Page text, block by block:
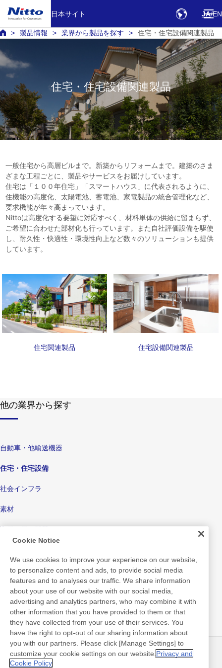
日本サイト JA EN
製品情報 業界から製品を探す 住宅・住宅設備関連製品
住宅・住宅設備関連製品
一般住宅から高層ビルまで。新築からリフォームまで。建築のさま
ざまな工程ごとに、製品やサービスをお届けしています。
住宅は「１００年住宅」「スマートハウス」に代表されるように、
住機能の高度化、太陽電池、蓄電池、家電製品の統合管理化など、
要求機能が年々高まっています。
Nittoは高度化する要望に対応すべく、材料単体の供給に留まらず、
ご希望に合わせた部材化も行っています。また自社評価設備を駆使
し、耐久性・快適性・環境性向上など数々のソリューションも提供
しています。
住宅関連製品 住宅設備関連製品
他の業界から探す
自動車・他輸送機器
住宅・住宅設備
社会インフラ
素材
家電・電子機器
電子デバイス
医療
包装材料
消費財・生活
ニュース
お問い合わせ
よくあるご質問
Cookie Notice
We use cookies to improve your experience on our website,
to personalize content and ads, to provide social media
features and to analyses our traffic. We share information
about your use of our website with our social media,
advertising and analytics partners, who may combine it with
other information that you have provided to them or that
they have collected from your use of their services. You
have the right to opt-out of our sharing information about
you with our partners. Please click [Manage Settings] to
customize your cookie settings on our website. Privacy and
Cookie Policy